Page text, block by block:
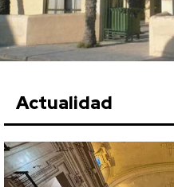
Actualidad